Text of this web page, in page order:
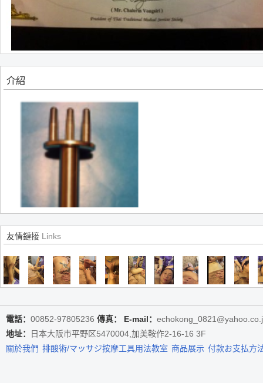
介紹
ム三叉magnetotherapy massager排酸棒（柔筋棒）
Non-woven
友情鏈接 Links
電話： 00852-97805236 傳真： E-mail：
地址：
日本大阪市平野区5470004,加美鞍作2-16-16 3F
關於我們 排酸術/マッサジ按摩工具用法教室 商品展示 付款お支払方